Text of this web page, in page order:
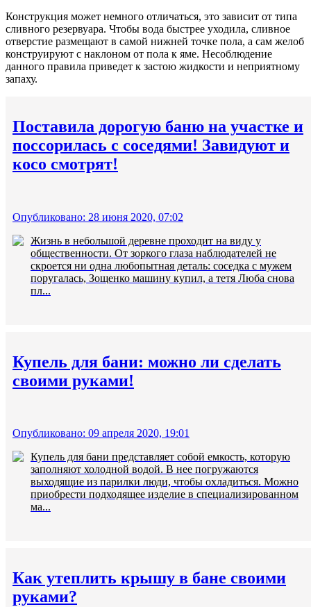
Конструкция может немного отличаться, это зависит от типа
сливного резервуара. Чтобы вода быстрее уходила, сливное
отверстие размещают в самой нижней точке пола, а сам желоб
конструируют с наклоном от пола к яме. Несоблюдение
данного правила приведет к застою жидкости и неприятному
запаху.
Поставила дорогую баню на участке и
поссорилась с соседями! Завидуют и
косо смотрят!
Опубликовано: 28 июня 2020, 07:02
Жизнь в небольшой деревне проходит на виду у
общественности. От зоркого глаза наблюдателей не
скроется ни одна любопытная деталь: соседка с мужем
поругалась, Зощенко машину купил, а тетя Люба снова
пл...
Купель для бани: можно ли сделать
своими руками!
Опубликовано: 09 апреля 2020, 19:01
Купель для бани представляет собой емкость, которую
заполняют холодной водой. В нее погружаются
выходящие из парилки люди, чтобы охладиться. Можно
приобрести подходящее изделие в специализированном
ма...
Как утеплить крышу в бане своими
руками?